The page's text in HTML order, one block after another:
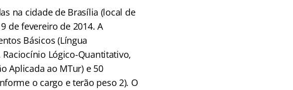
na cidade de Brasília (local de
de fevereiro de 2014. A
Básicos (Língua
Lógico-Quantitativo,
Aplicada ao MTur) e 50
o cargo e terão peso 2). O